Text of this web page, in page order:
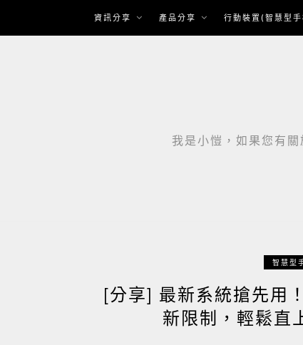
content
資訊分享 產品分享 行動裝置(智慧型
我是小愷，如果您有
智慧型
[分享] 最新系統搶先用
新限制，輕鬆